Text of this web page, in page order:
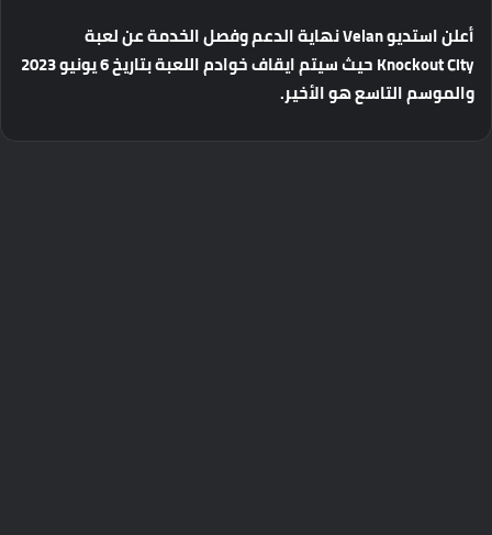
أعلناستديو نهايةالدعموفصلالخدمةعنلعبة
Knockout Cityحيثسيتمايقافخوادماللعبةبتاريخ يونيو
والموسمالتاسعهوالأخير.